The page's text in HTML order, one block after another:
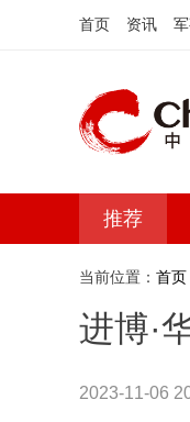
首页 资讯
推荐
当前位置： 首页
进博·
2023-11-06